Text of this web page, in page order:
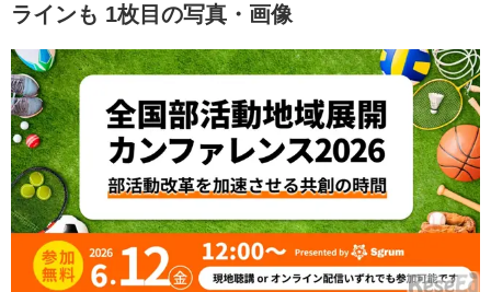
ラインも 1枚目の写真・画像